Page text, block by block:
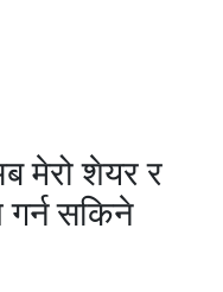
मेरो शेयर र
गर्न सकिने